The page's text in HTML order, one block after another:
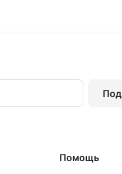
Помощь